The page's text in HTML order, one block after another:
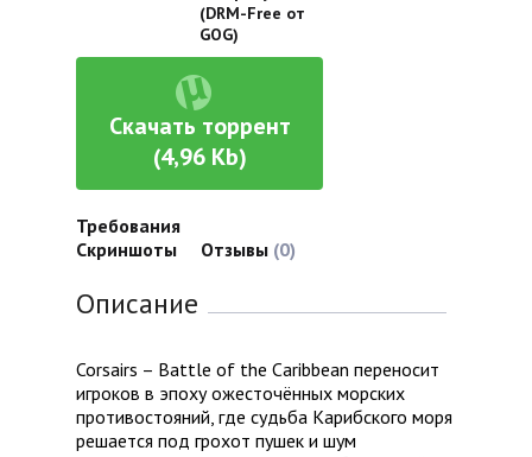
(DRM-Free от
GOG)
Скачать торрент
(4,96 Kb)
Требования
Скриншоты
Отзывы (0)
Описание
Corsairs – Battle of the Caribbean переносит
игроков в эпоху ожесточённых морских
противостояний, где судьба Карибского моря
решается под грохот пушек и шум